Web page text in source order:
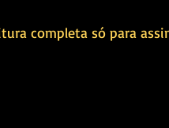
completa só para